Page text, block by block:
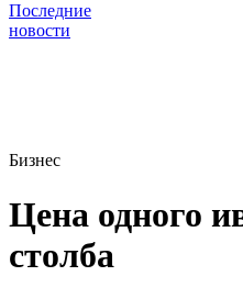
Последние
новости
Бизнес
Цена одного
столба